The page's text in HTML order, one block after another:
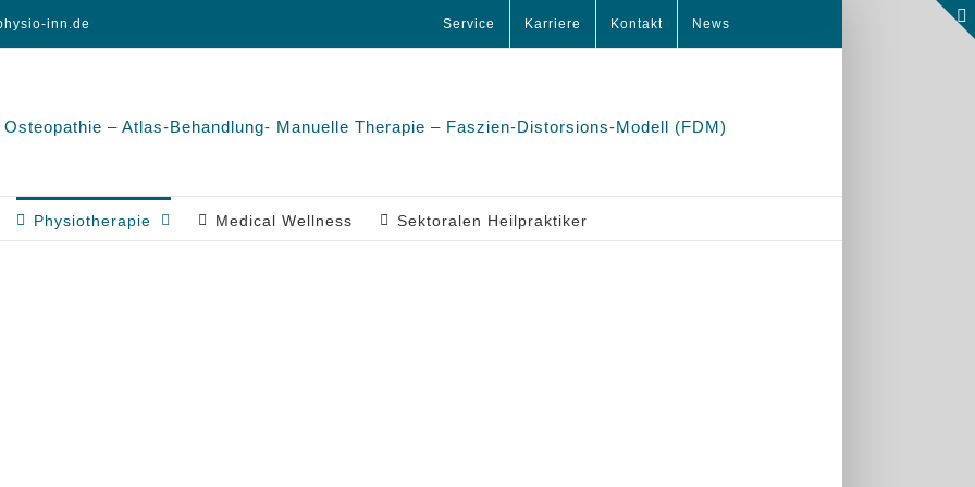
inn.de Service Karriere Kontakt News
Physiotherapie Medical Wellness Sektoralen Heilpraktiker